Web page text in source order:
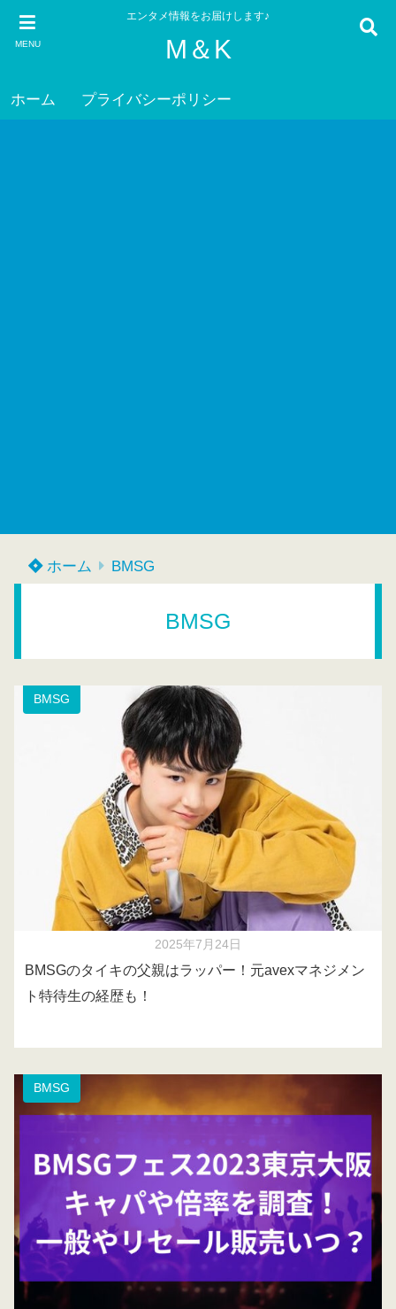
MENU
エンタメ情報をお届けします♪
M＆K
ホーム プライバシーポリシー
ホーム BMSG
BMSG
BMSG
2025年7月24日
BMSGのタイキの父親はラッパー！元avexマネジメン
ト特待生の経歴も！
BMSG